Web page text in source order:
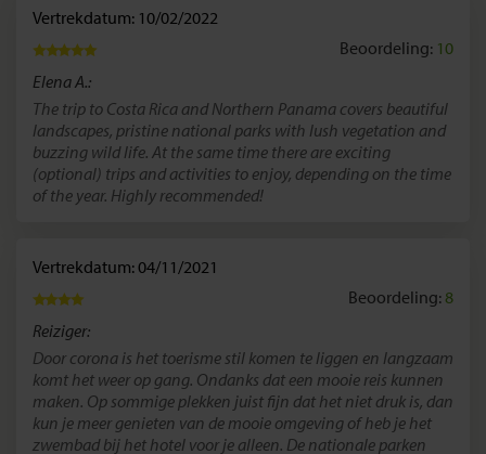
Vertrekdatum: 10/02/2022
Beoordeling: 10
Elena A.:
The trip to Costa Rica and Northern Panama covers beautiful
landscapes, pristine national parks with lush vegetation and
buzzing wild life. At the same time there are exciting
(optional) trips and activities to enjoy, depending on the time
of the year. Highly recommended!
Vertrekdatum: 04/11/2021
Beoordeling: 8
Reiziger:
Door corona is het toerisme stil komen te liggen en langzaam
komt het weer op gang. Ondanks dat een mooie reis kunnen
maken. Op sommige plekken juist fijn dat het niet druk is, dan
kun je meer genieten van de mooie omgeving of heb je het
zwembad bij het hotel voor je alleen. De nationale parken